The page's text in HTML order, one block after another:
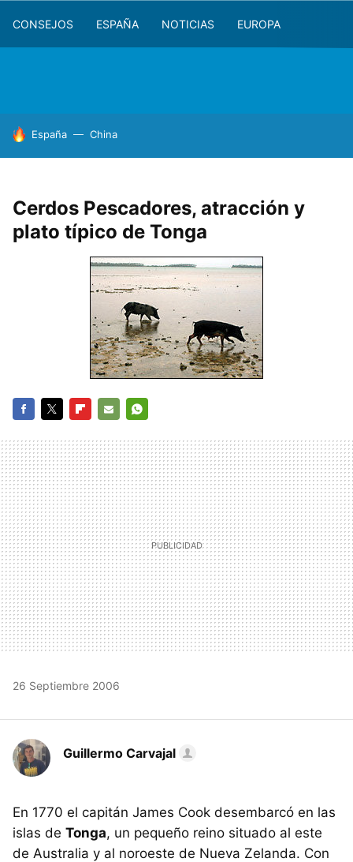
CONSEJOS ESPAÑA NOTICIAS EUROPA
HOY SE HABLA DE
España China
Cerdos Pescadores, atracción y
plato típico de Tonga
MAIL
26 Septiembre 2006
Guillermo Carvajal
En 1770 el capitán James Cook desembarcó en las
islas de Tonga, un pequeño reino situado al este
de Australia y al noroeste de Nueva Zelanda. Con